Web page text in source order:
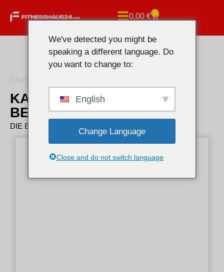
0,00€ 0
KAUFEN PCT NACH DER
BEHANDLUNG
DIE BESTEN PCT NACH DER BEHANDLUNG
We've detected you might be
speaking a different language. Do
you want to change to:
English
Change Language
Close and do not switch language